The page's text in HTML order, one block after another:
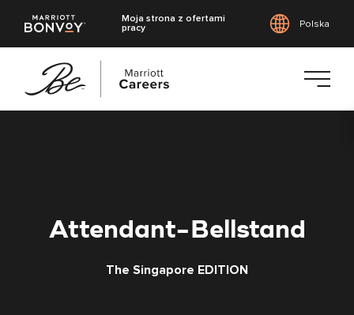
Moja strona z ofertami
pracy
Polska
Attendant-Bellstand
The Singapore EDITION